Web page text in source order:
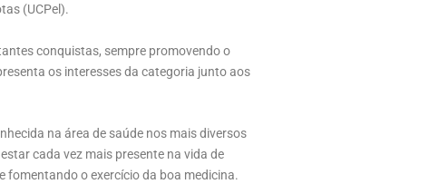
(UCPel).
conquistas, sempre promovendo o
os interesses da categoria junto aos
na área de saúde nos mais diversos
cada vez mais presente na vida de
fomentando o exercício da boa medicina.